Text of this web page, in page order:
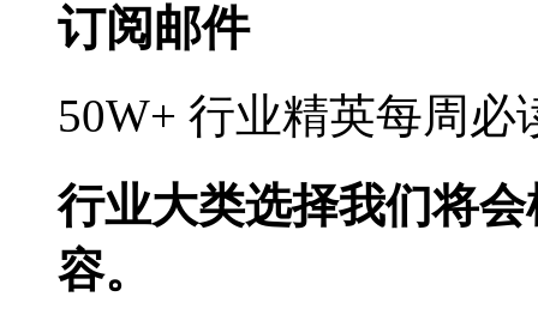
订阅邮件
50W+ 行业精英每周
行业大类选择我们将
容。